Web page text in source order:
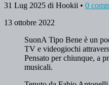
31 Lug 2025 di Hookii • 0
13 ottobre 2022
SuonA Tipo Bene è un
TV e videogiochi
Pensato per chiunque, a
musicali.